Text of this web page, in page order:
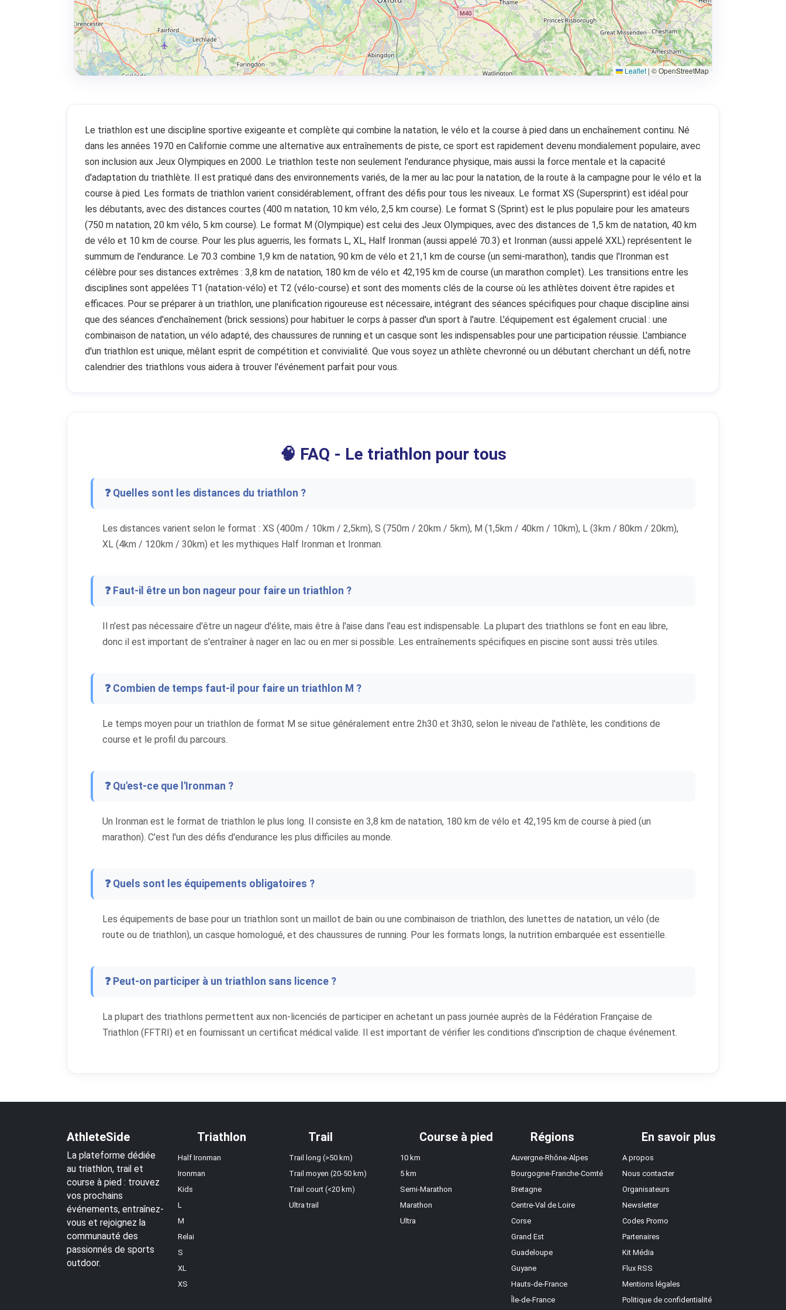
Leaflet | © OpenStreetMap
Le triathlon est une discipline sportive exigeante et complète qui combine la natation, le vélo et la course à pied dans un enchaînement continu. Né
dans les années 1970 en Californie comme une alternative aux entraînements de piste, ce sport est rapidement devenu mondialement populaire, avec
son inclusion aux Jeux Olympiques en 2000. Le triathlon teste non seulement l'endurance physique, mais aussi la force mentale et la capacité
d'adaptation du triathlète. Il est pratiqué dans des environnements variés, de la mer au lac pour la natation, de la route à la campagne pour le vélo et la
course à pied. Les formats de triathlon varient considérablement, offrant des défis pour tous les niveaux. Le format XS (Supersprint) est idéal pour
les débutants, avec des distances courtes (400 m natation, 10 km vélo, 2,5 km course). Le format S (Sprint) est le plus populaire pour les amateurs
(750 m natation, 20 km vélo, 5 km course). Le format M (Olympique) est celui des Jeux Olympiques, avec des distances de 1,5 km de natation, 40 km
de vélo et 10 km de course. Pour les plus aguerris, les formats L, XL, Half Ironman (aussi appelé 70.3) et Ironman (aussi appelé XXL) représentent le
summum de l'endurance. Le 70.3 combine 1,9 km de natation, 90 km de vélo et 21,1 km de course (un semi-marathon), tandis que l'Ironman est
célèbre pour ses distances extrêmes : 3,8 km de natation, 180 km de vélo et 42,195 km de course (un marathon complet). Les transitions entre les
disciplines sont appelées T1 (natation-vélo) et T2 (vélo-course) et sont des moments clés de la course où les athlètes doivent être rapides et
efficaces. Pour se préparer à un triathlon, une planification rigoureuse est nécessaire, intégrant des séances spécifiques pour chaque discipline ainsi
que des séances d'enchaînement (brick sessions) pour habituer le corps à passer d'un sport à l'autre. L'équipement est également crucial : une
combinaison de natation, un vélo adapté, des chaussures de running et un casque sont les indispensables pour une participation réussie. L'ambiance
d'un triathlon est unique, mêlant esprit de compétition et convivialité. Que vous soyez un athlète chevronné ou un débutant cherchant un défi, notre
calendrier des triathlons vous aidera à trouver l'événement parfait pour vous.
🧠 FAQ - Le triathlon pour tous
❓ Quelles sont les distances du triathlon ?
Les distances varient selon le format : XS (400m / 10km / 2,5km), S (750m / 20km / 5km), M (1,5km / 40km / 10km), L (3km / 80km / 20km),
XL (4km / 120km / 30km) et les mythiques Half Ironman et Ironman.
❓ Faut-il être un bon nageur pour faire un triathlon ?
Il n'est pas nécessaire d'être un nageur d'élite, mais être à l'aise dans l'eau est indispensable. La plupart des triathlons se font en eau libre,
donc il est important de s'entraîner à nager en lac ou en mer si possible. Les entraînements spécifiques en piscine sont aussi très utiles.
❓ Combien de temps faut-il pour faire un triathlon M ?
Le temps moyen pour un triathlon de format M se situe généralement entre 2h30 et 3h30, selon le niveau de l'athlète, les conditions de
course et le profil du parcours.
❓ Qu'est-ce que l'Ironman ?
Un Ironman est le format de triathlon le plus long. Il consiste en 3,8 km de natation, 180 km de vélo et 42,195 km de course à pied (un
marathon). C'est l'un des défis d'endurance les plus difficiles au monde.
❓ Quels sont les équipements obligatoires ?
Les équipements de base pour un triathlon sont un maillot de bain ou une combinaison de triathlon, des lunettes de natation, un vélo (de
route ou de triathlon), un casque homologué, et des chaussures de running. Pour les formats longs, la nutrition embarquée est essentielle.
❓ Peut-on participer à un triathlon sans licence ?
La plupart des triathlons permettent aux non-licenciés de participer en achetant un pass journée auprès de la Fédération Française de
Triathlon (FFTRI) et en fournissant un certificat médical valide. Il est important de vérifier les conditions d'inscription de chaque événement.
AthleteSide
La plateforme dédiée
au triathlon, trail et
course à pied : trouvez
vos prochains
événements, entraînez-
vous et rejoignez la
communauté des
passionnés de sports
outdoor.
Triathlon
Half Ironman
Ironman
Kids
L
M
Relai
S
XL
XS
Trail
Trail long (>50 km)
Trail moyen (20-50 km)
Trail court (<20 km)
Ultra trail
Course à pied
10 km
5 km
Semi-Marathon
Marathon
Ultra
Régions
Auvergne-Rhône-Alpes
Bourgogne-Franche-Comté
Bretagne
Centre-Val de Loire
Corse
Grand Est
Guadeloupe
Guyane
Hauts-de-France
Île-de-France
En savoir plus
A propos
Nous contacter
Organisateurs
Newsletter
Codes Promo
Partenaires
Kit Média
Flux RSS
Mentions légales
Politique de confidentialité